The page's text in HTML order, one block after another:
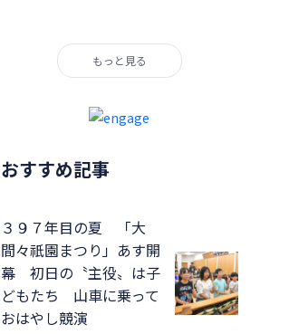
もっと見る
おすすめ記事
３９７年目の夏 「大
間々祇園まつり」あす開
幕 初日の〝主役〟は子
どもたち 山車に乗って
おはやし競演